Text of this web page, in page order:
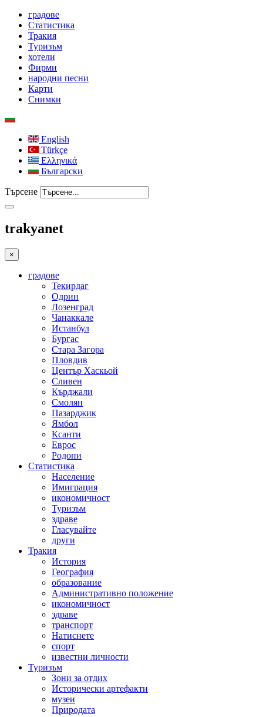
градове
Статистика
Тракия
Туризъм
хотели
Фирми
народни песни
Карти
Снимки
English
Türkçe
Ελληνικά
Български
Търсене
trakyanet
×
градове
Текирдаг
Одрин
Лозенград
Чанаккале
Истанбул
Бургас
Стара Загора
Пловдив
Център Хаскьой
Сливен
Кърджали
Смолян
Пазарджик
Ямбол
Ксанти
Еврос
Родопи
Статистика
Население
Имиграция
икономичност
Туризъм
здраве
Гласувайте
други
Тракия
История
География
образование
Административно положение
икономичност
здраве
транспорт
Натиснете
спорт
известни личности
Туризъм
Зони за отдих
Исторически артефакти
музеи
Природата